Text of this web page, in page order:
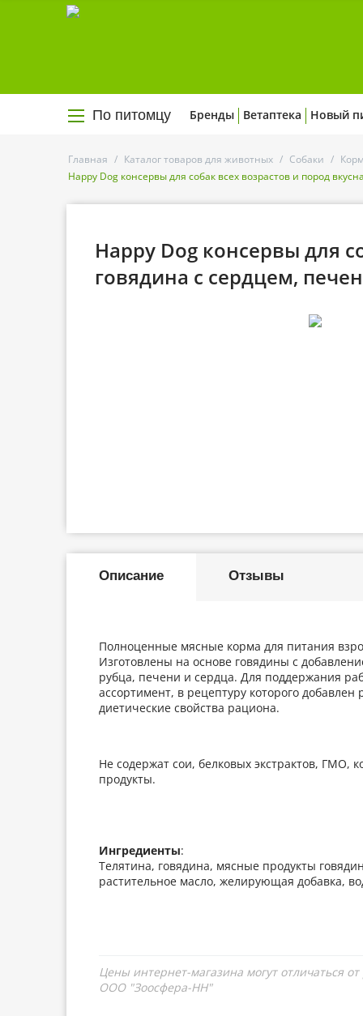
По питомцу Бренды Ветаптека Новый
Главная / Каталог товаров для животных / Собаки /
Happy Dog консервы для собак всех возрастов и пород
Happy Dog консервы для
говядина с сердцем,
Описание Отзывы
Полноценные мясные корма для питания
Изготовлены на основе говядины с
рубца, печени и сердца. Для поддержания
ассортимент, в рецептуру которого
диетические свойства рациона.
Не содержат сои, белковых экстрактов, ГМО,
продукты.
Ингредиенты:
Телятина, говядина, мясные продукты
растительное масло, желирующая добавка,
Цены интернет-магазина могут отличаться
ООО "Зоосфера-НН"